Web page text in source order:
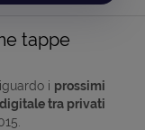
tappe
i prossimi
tra privati